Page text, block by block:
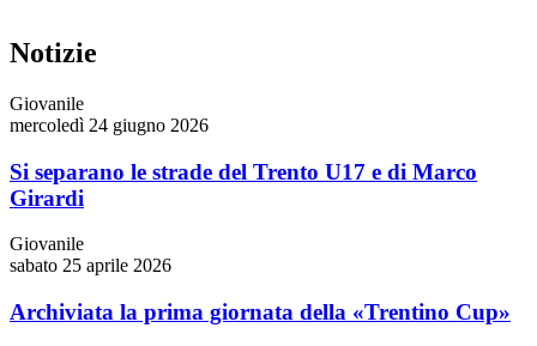
Notizie
Giovanile
mercoledì 24 giugno 2026
Si separano le strade del Trento U17 e di Marco
Girardi
Giovanile
sabato 25 aprile 2026
Archiviata la prima giornata della «Trentino Cup»